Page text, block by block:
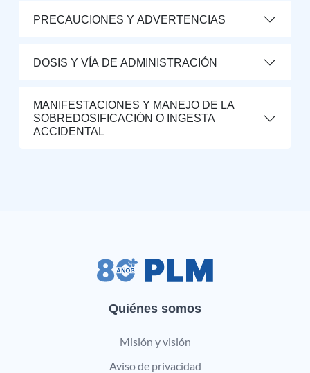
PRECAUCIONES Y ADVERTENCIAS
DOSIS Y VÍA DE ADMINISTRACIÓN
MANIFESTACIONES Y MANEJO DE LA
SOBREDOSIFICACIÓN O INGESTA
ACCIDENTAL
Quiénes somos
Misión y visión
Aviso de privacidad